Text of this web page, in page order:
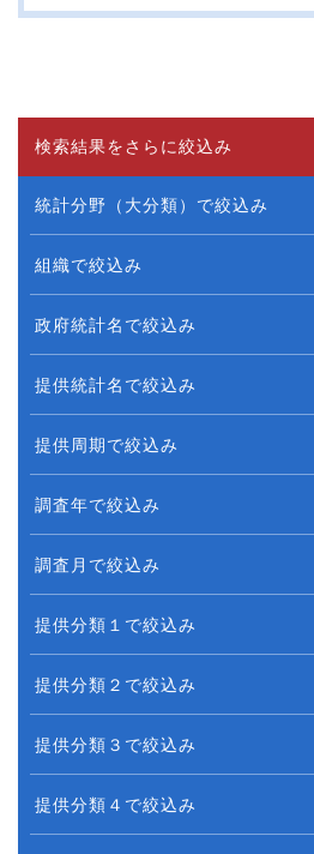
検索結果をさらに絞込み
統計分野（大分類）で絞込み
組織で絞込み
政府統計名で絞込み
提供統計名で絞込み
提供周期で絞込み
調査年で絞込み
調査月で絞込み
提供分類１で絞込み
提供分類２で絞込み
提供分類３で絞込み
提供分類４で絞込み